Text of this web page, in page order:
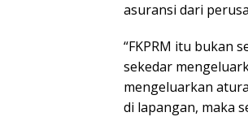
asuransi dari
“FKPRM itu bukan
sekedar
mengeluarkan
di lapangan, maka